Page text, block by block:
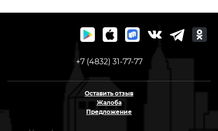
+7 (4832) 31-77-77
Оставить отзыв
Жалоба
Предложение